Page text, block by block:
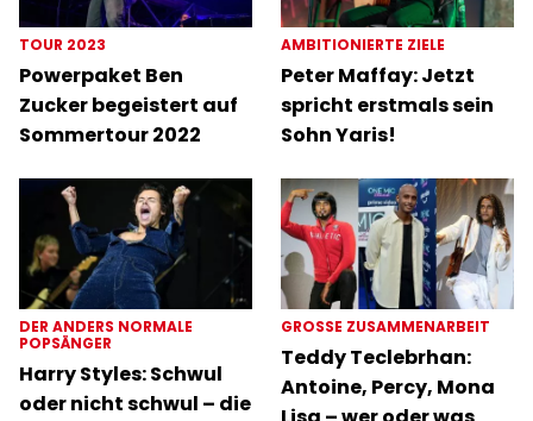
TOUR 2023
Powerpaket Ben
Zucker begeistert auf
Sommertour 2022
AMBITIONIERTE ZIELE
Peter Maffay: Jetzt
spricht erstmals sein
Sohn Yaris!
DER ANDERS NORMALE
POPSÄNGER
Harry Styles: Schwul
oder nicht schwul – die
GROSSE ZUSAMMENARBEIT
Teddy Teclebrhan:
Antoine, Percy, Mona